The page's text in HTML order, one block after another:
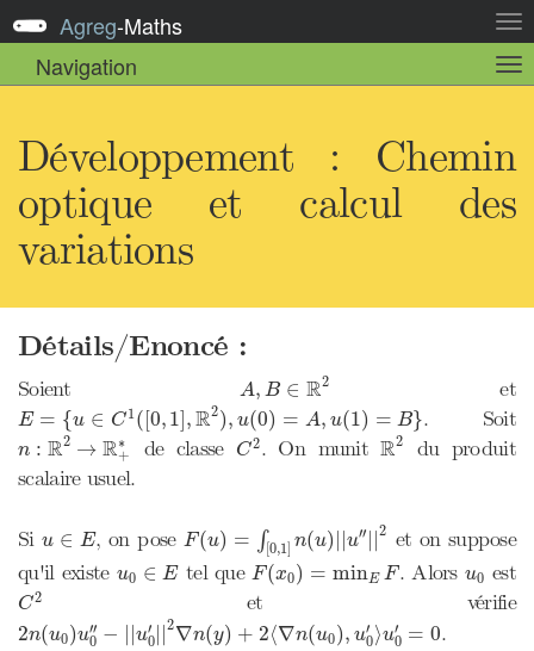
la
Agreg-Maths
Navigation
la
Développement : Chemin
optique et calcul des
variations
Détails/Enoncé :
SoientA, B ∈ R2
A B∈ R2 et
E = {u ∈ C1 ([0,1], R2), u(0) = A, u(1) = B}
E= u ([0,1] R ),u( =A 1 B } . Soit
n : R2 → R∗
+
R2→ + ∗ de classe C2
C2. On munitR2
R2 du produit
scalaire usuel.
Siu ∈ E
u ∈ E , on poseF(u) = ∫ 0,1] n(u)||u′′ ||2
(u ) 0, u )| | u ″|| 2
et on suppose
qu'il existe u0 ∈ E
u ∈ E tel queF(x0) = minE F
F(x0 ) minE . Alors u0
u0 est
C2
C2 et vérifie
2n(u0)u′′
0 − u′
0
|2∇n(y) + 2⟨∇n(u0), u′
0⟩u′
0 = 0
( 0) u0 − | u 0 ′|| n y ⟨ u ) 0 ⟩ 0
.